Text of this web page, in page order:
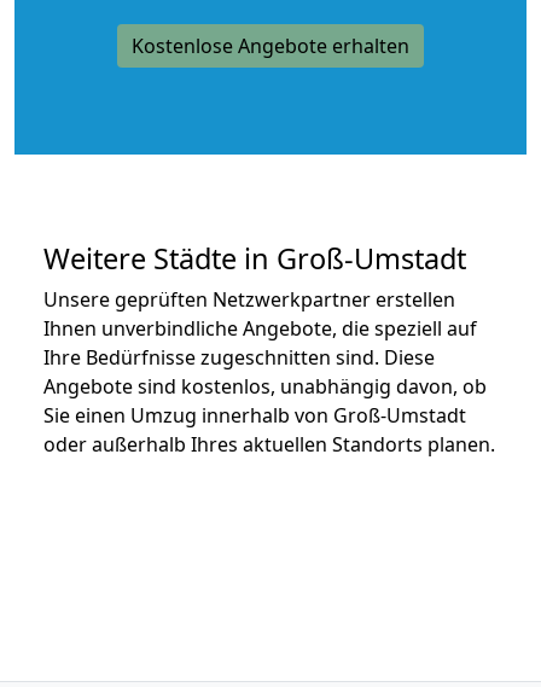
Kostenlose Angebote erhalten
Weitere Städte in Groß-Umstadt
Unsere geprüften Netzwerkpartner erstellen
Ihnen unverbindliche Angebote, die speziell auf
Ihre Bedürfnisse zugeschnitten sind. Diese
Angebote sind kostenlos, unabhängig davon, ob
Sie einen Umzug innerhalb von Groß-Umstadt
oder außerhalb Ihres aktuellen Standorts planen.